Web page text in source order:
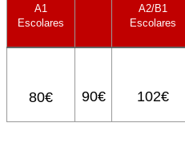
A1
Escolares
A2/B1
Escolares
80€ 90€ 102€